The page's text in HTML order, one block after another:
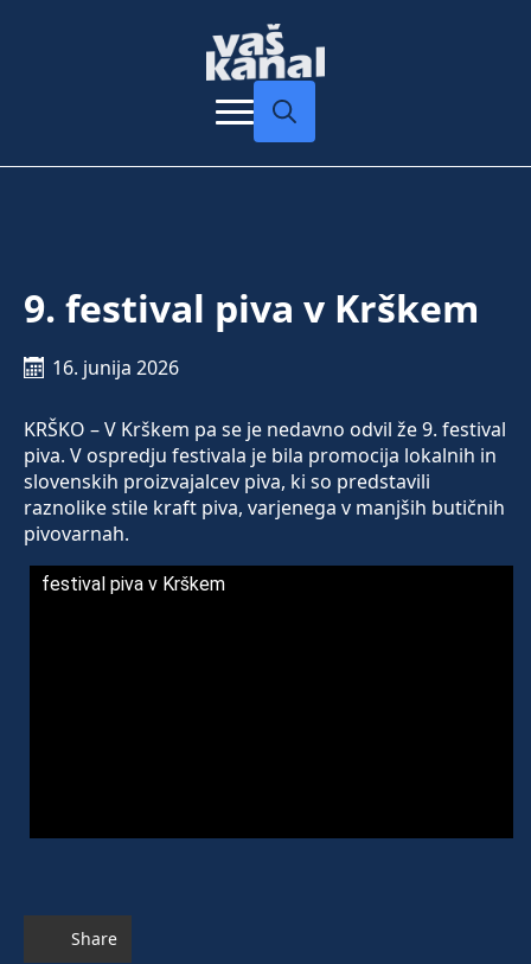
9. festival piva v Krškem
16. junija 2026
KRŠKO – V Krškem pa se je nedavno odvil že 9. festival
piva. V ospredju festivala je bila promocija lokalnih in
slovenskih proizvajalcev piva, ki so predstavili
raznolike stile kraft piva, varjenega v manjših butičnih
pivovarnah.
festival piva v Krškem
Share